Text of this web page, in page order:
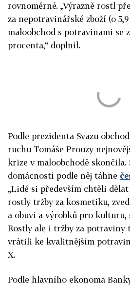
rovnoměrné. „Výrazně rostl
za nepotravinářské zboží (o
maloobchod s potravinami se
procenta,“ doplnil.
Podle prezidenta Svazu
ruchu Tomáše Prouzy
krize v maloobchodě skončila.
domácností podle něj táhne
„Lidé si především chtěli
rostly tržby za kosmetiku,
a obuvi a výrobků pro
Rostly ale i tržby za potraviny
vrátili ke kvalitnějším
X.
Podle hlavního ekonoma